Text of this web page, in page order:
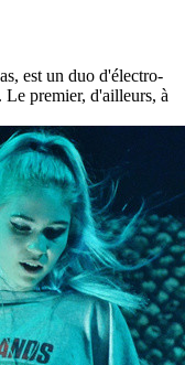
est un duo d'électro-
premier, d'ailleurs, à